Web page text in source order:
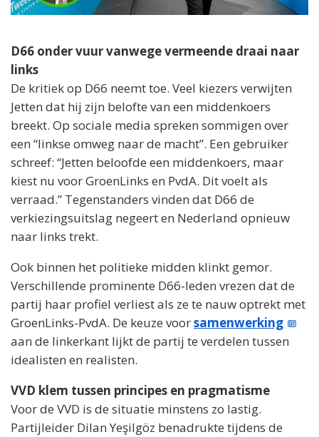
D66 onder vuur vanwege vermeende draai naar
links
De kritiek op D66 neemt toe. Veel kiezers verwijten
Jetten dat hij zijn belofte van een middenkoers
breekt. Op sociale media spreken sommigen over
een “linkse omweg naar de macht”. Een gebruiker
schreef: “Jetten beloofde een middenkoers, maar
kiest nu voor GroenLinks en PvdA. Dit voelt als
verraad.” Tegenstanders vinden dat D66 de
verkiezingsuitslag negeert en Nederland opnieuw
naar links trekt.
Ook binnen het politieke midden klinkt gemor.
Verschillende prominente D66-leden vrezen dat de
partij haar profiel verliest als ze te nauw optrekt met
GroenLinks-PvdA. De keuze voorsamenwerking
aan de linkerkant lijkt de partij te verdelen tussen
idealisten en realisten.
VVD klem tussen principes en pragmatisme
Voor de VVD is de situatie minstens zo lastig.
Partijleider Dilan Yeşilgöz benadrukte tijdens de